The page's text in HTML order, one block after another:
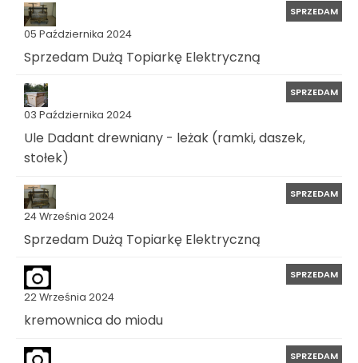
05 Października 2024
SPRZEDAM
Sprzedam Dużą Topiarkę Elektryczną
03 Października 2024
SPRZEDAM
Ule Dadant drewniany - leżak (ramki, daszek,
stołek)
24 Września 2024
SPRZEDAM
Sprzedam Dużą Topiarkę Elektryczną
22 Września 2024
SPRZEDAM
kremownica do miodu
SPRZEDAM